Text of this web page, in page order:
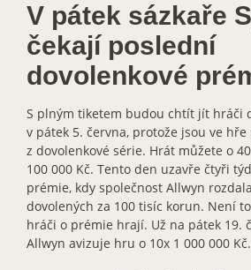
V pátek sázkaře
čekají poslední
dovolenkové
S plným tiketem budou chtít jít hráči
v pátek 5. června, protože jsou ve
z dovolenkové série. Hrát můžete o
100 000 Kč. Tento den uzavře čtyři
prémie, kdy společnost Allwyn
dovolených za 100 tisíc korun. Není
hráči o prémie hrají. Už na pátek 19.
Allwyn avizuje hru o 10x 1 000 000 Kč.